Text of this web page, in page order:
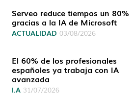
Serveo reduce tiempos un 80%
gracias a la IA de Microsoft
ACTUALIDAD 03/08/2026
El 60% de los profesionales
españoles ya trabaja con IA
avanzada
I.A 31/07/2026